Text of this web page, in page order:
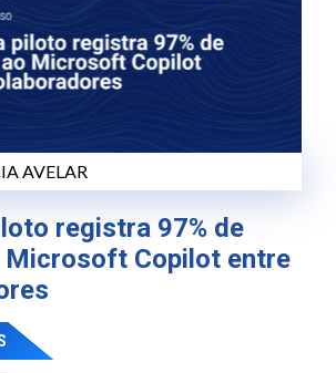
AVELAR
registra 97% de
Microsoft Copilot entre